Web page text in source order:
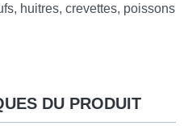
huitres, crevettes, poissons
DU PRODUIT